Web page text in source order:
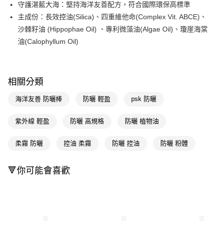
Google Pay
AFTEE先享後付
相關說明
１．簡單：不需註冊會員、不需綁卡、不需儲值。
２．便利：只要手機號碼，簡訊認證，即可結帳。
１．於結帳方式選擇「AFTEE先享後付」後，將跳轉至「AFTEE先享後付」
３．收到繳費通知簡訊後14天內，點擊此簡訊中的連結，可透過四大超商／
※ 請注意：結帳手續完成當下不需立刻繳費，但若您需要取消訂單，請聯絡
購買商品的店家。未經商家同意取消之訂單仍視為有效，需透過AFTEE先享
宅配(廠商直送🚚)
每筆NT$300
守護湛藍大海：堅持海洋友善配方，符合國際環保高標準
主成份：長效控油(Silica)、四重維他命(Complex Vit. ABCE)、
沙棘籽油 (Hippophae Oil) 、專利微藻油(Algae Oil)、瓊崖海棠
油(Calophyllum Oil)
相關分類
海洋友善 防曬棒 防曬 輕盈 psk 防曬
紫外線 輕盈 防曬 高規格 防曬 植物油
柔霧 防曬 控油 柔霧 防曬 控油 防曬 粉體
🔻你可能會喜歡